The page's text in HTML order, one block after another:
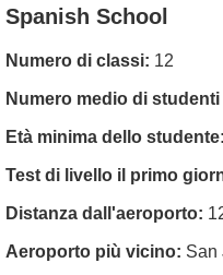
Spanish School
Numero di classi: 12
Numero medio di
Età minima dello studente:
Test di livello il primo
Distanza dall'aeroporto:
Aeroporto più vicino: San